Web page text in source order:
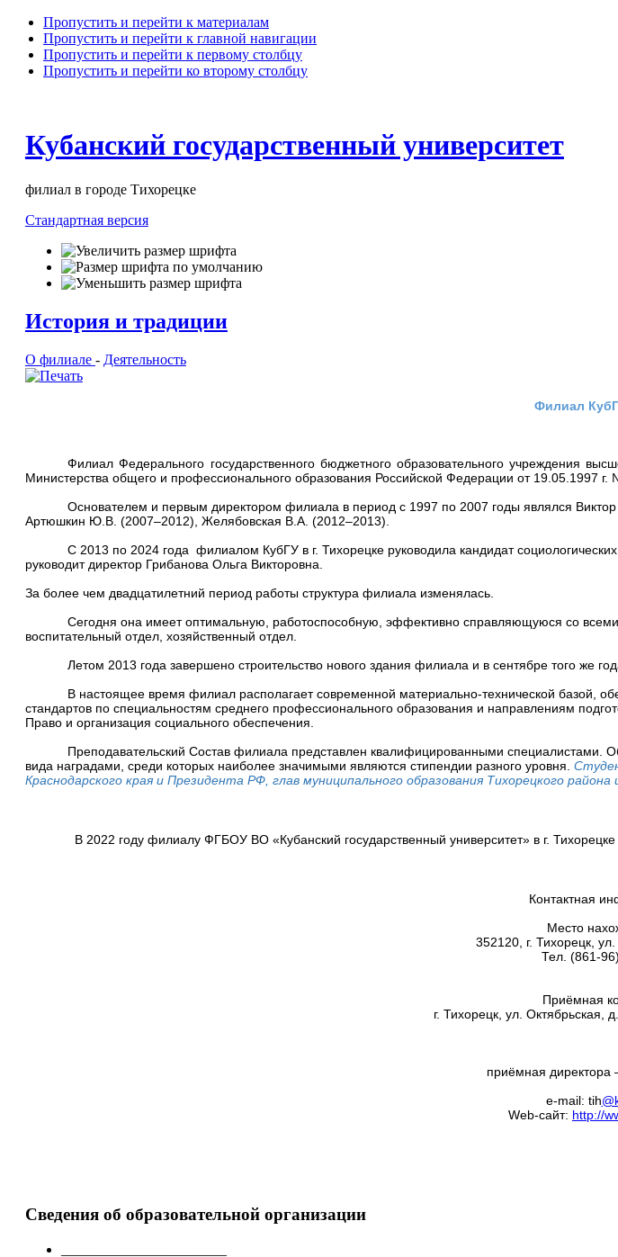
Пропустить и перейти к материалам
Пропустить и перейти к главной навигации
Пропустить и перейти к первому столбцу
Пропустить и перейти ко второму столбцу
Кубанский государственный университет
филиал в городе Тихорецке
Стандартная версия
История и традиции
О филиале - Деятельность
Филиал
Филиал Федерального государственного бюджетного образовательного учреждения
Министерства общего и профессионального образования Российской Федерации от 19.05.1997 г.
Основателем и первым директором филиала в период с 1997 по 2007 годы являлся
Артюшкин Ю.В. (2007–2012), Желябовская В.А. (2012–2013).
С 2013 по 2024 года филиалом КубГУ в г. Тихорецке руководила кандидат
руководит директор Грибанова Ольга Викторовна.
За более чем двадцатилетний период работы структура филиала изменялась.
Сегодня она имеет оптимальную, работоспособную, эффективно справляющуюся со всеми
воспитательный отдел, хозяйственный отдел.
Летом 2013 года завершено строительство нового здания филиала и в сентябре того же
В настоящее время филиал располагает современной материально-технической базой,
стандартов по специальностям среднего профессионального образования и направлениям
Право и организация социального обеспечения.
Преподавательский Состав филиала представлен квалифицированными специалистами.
вида наградами, среди которых наиболее значимыми являются стипендии разного уровня.
Краснодарского края и Президента РФ, глав муниципального образования Тихорецкого района
В 2022 году филиалу ФГБОУ ВО «Кубанский государственный университет» в г. Тихорецке
Контактная
Место
352120, г. Тихорецк,
Тел. (861-
Приёмная
г. Тихорецк, ул. Октябрьская,
приёмная директора
e-mail: tih
Web-сайт: http://
Сведения об образовательной организации